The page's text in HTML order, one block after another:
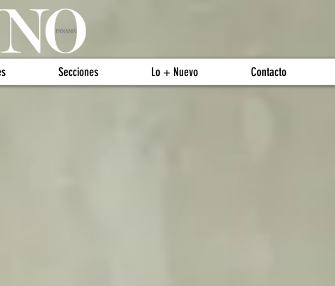
Secciones Lo + Nuevo Contacto